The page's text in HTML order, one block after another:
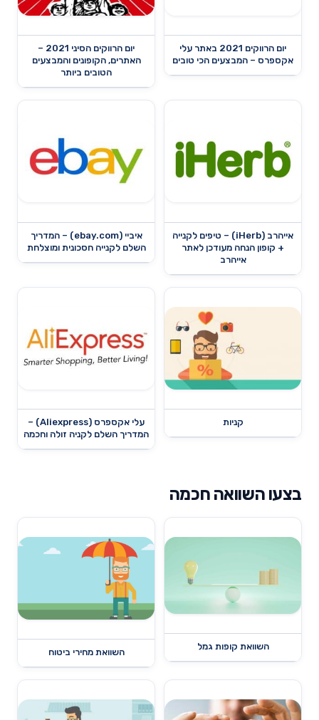
יום הרווקים 2021 באתר עלי
אקספרס – המבצעים הכי טובים
יום הרווקים הסיני 2021 –
האתרים, הקופונים והמבצעים
הטובים ביותר
אייהרב (iHerb) – טיפים לקנייה
+ קופון הנחה מעודכן לאתר
אייהרב
איביי (ebay.com) – המדריך
השלם לקנייה חסכונית ומוצלחת
קניות
עלי אקספרס (Aliexpress) –
המדריך השלם לקניה זולה וחכמה
בצעו השוואה חכמה
השוואת קופות גמל
השוואת מחירי ביטוח